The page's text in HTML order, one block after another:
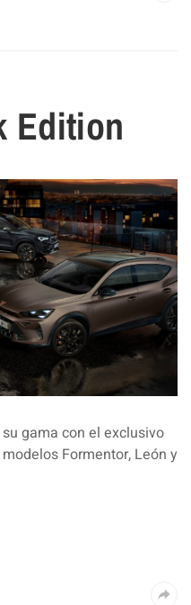
Edition
gama con el exclusivo
Formentor, León y